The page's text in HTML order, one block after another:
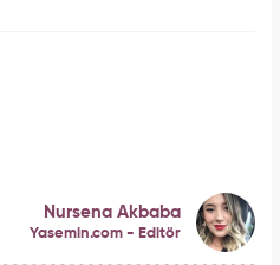
Nursena Akbaba
Yasemin.com - Editör